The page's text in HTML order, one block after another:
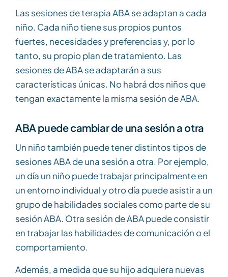
Las sesiones de terapia ABA se adaptan a cada
niño. Cada niño tiene sus propios puntos
fuertes, necesidades y preferencias y, por lo
tanto, su propio plan de tratamiento. Las
sesiones de ABA se adaptarán a sus
características únicas. No habrá dos niños que
tengan exactamente la misma sesión de ABA.
ABA puede cambiar de una sesión a otra
Un niño también puede tener distintos tipos de
sesiones ABA de una sesión a otra. Por ejemplo,
un día un niño puede trabajar principalmente en
un entorno individual y otro día puede asistir a un
grupo de habilidades sociales como parte de su
sesión ABA. Otra sesión de ABA puede consistir
en trabajar las habilidades de comunicación o el
comportamiento.
Además, a medida que su hijo adquiera nuevas